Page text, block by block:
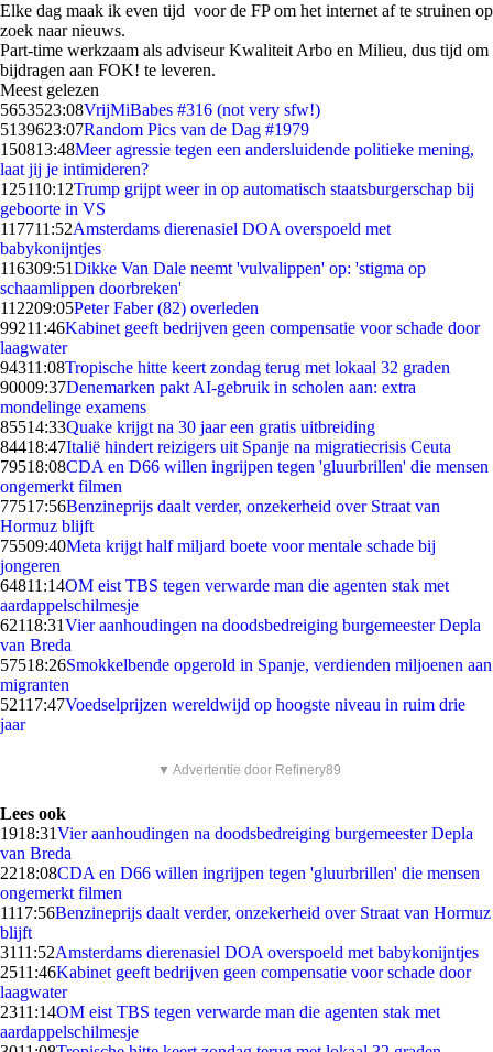
Elke dag maak ik even tijd voor de FP om het internet af te struinen op
zoek naar nieuws.
Part-time werkzaam als adviseur Kwaliteit Arbo en Milieu, dus tijd om
bijdragen aan FOK! te leveren.
Meest gelezen
5653523:08VrijMiBabes #316 (not very sfw!)
5139623:07Random Pics van de Dag #1979
150813:48Meer agressie tegen een andersluidende politieke mening,
laat jij je intimideren?
125110:12Trump grijpt weer in op automatisch staatsburgerschap bij
geboorte in VS
117711:52Amsterdams dierenasiel DOA overspoeld met
babykonijntjes
116309:51Dikke Van Dale neemt 'vulvalippen' op: 'stigma op
schaamlippen doorbreken'
112209:05Peter Faber (82) overleden
99211:46Kabinet geeft bedrijven geen compensatie voor schade door
laagwater
94311:08Tropische hitte keert zondag terug met lokaal 32 graden
90009:37Denemarken pakt AI-gebruik in scholen aan: extra
mondelinge examens
85514:33Quake krijgt na 30 jaar een gratis uitbreiding
84418:47Italië hindert reizigers uit Spanje na migratiecrisis Ceuta
79518:08CDA en D66 willen ingrijpen tegen 'gluurbrillen' die mensen
ongemerkt filmen
77517:56Benzineprijs daalt verder, onzekerheid over Straat van
Hormuz blijft
75509:40Meta krijgt half miljard boete voor mentale schade bij
jongeren
64811:14OM eist TBS tegen verwarde man die agenten stak met
aardappelschilmesje
62118:31Vier aanhoudingen na doodsbedreiging burgemeester Depla
van Breda
57518:26Smokkelbende opgerold in Spanje, verdienden miljoenen aan
migranten
52117:47Voedselprijzen wereldwijd op hoogste niveau in ruim drie
jaar
▼ Advertentie door Refinery89
Lees ook
1918:31Vier aanhoudingen na doodsbedreiging burgemeester Depla
van Breda
2218:08CDA en D66 willen ingrijpen tegen 'gluurbrillen' die mensen
ongemerkt filmen
1117:56Benzineprijs daalt verder, onzekerheid over Straat van Hormuz
blijft
3111:52Amsterdams dierenasiel DOA overspoeld met babykonijntjes
2511:46Kabinet geeft bedrijven geen compensatie voor schade door
laagwater
2311:14OM eist TBS tegen verwarde man die agenten stak met
aardappelschilmesje